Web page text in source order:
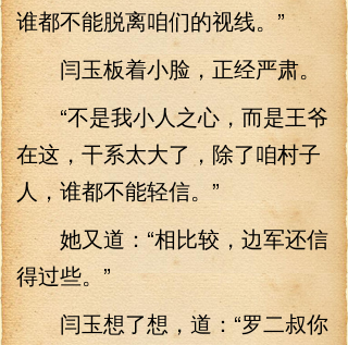
谁都不能脱离咱们的视线。”
闫玉板着小脸，正经严肃。
“不是我小人之心，而是王爷
在这，干系太大了，除了咱村子
人，谁都不能轻信。”
她又道：“相比较，边军还信
得过些。”
闫玉想了想，道：“罗二叔你